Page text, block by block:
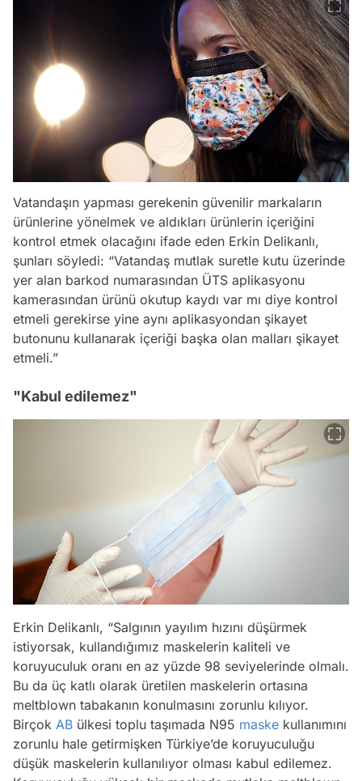
Vatandaşın yapması gerekenin güvenilir markaların
ürünlerine yönelmek ve aldıkları ürünlerin içeriğini
kontrol etmek olacağını ifade eden Erkin Delikanlı,
şunları söyledi: “Vatandaş mutlak suretle kutu üzerinde
yer alan barkod numarasından ÜTS aplikasyonu
kamerasından ürünü okutup kaydı var mı diye kontrol
etmeli gerekirse yine aynı aplikasyondan şikayet
butonunu kullanarak içeriği başka olan malları şikayet
etmeli.”
"Kabul edilemez"
Erkin Delikanlı, “Salgının yayılım hızını düşürmek
istiyorsak, kullandığımız maskelerin kaliteli ve
koruyuculuk oranı en az yüzde 98 seviyelerinde olmalı.
Bu da üç katlı olarak üretilen maskelerin ortasına
meltblown tabakanın konulmasını zorunlu kılıyor.
Birçok AB ülkesi toplu taşımada N95 maske kullanımını
zorunlu hale getirmişken Türkiye’de koruyuculuğu
düşük maskelerin kullanılıyor olması kabul edilemez.